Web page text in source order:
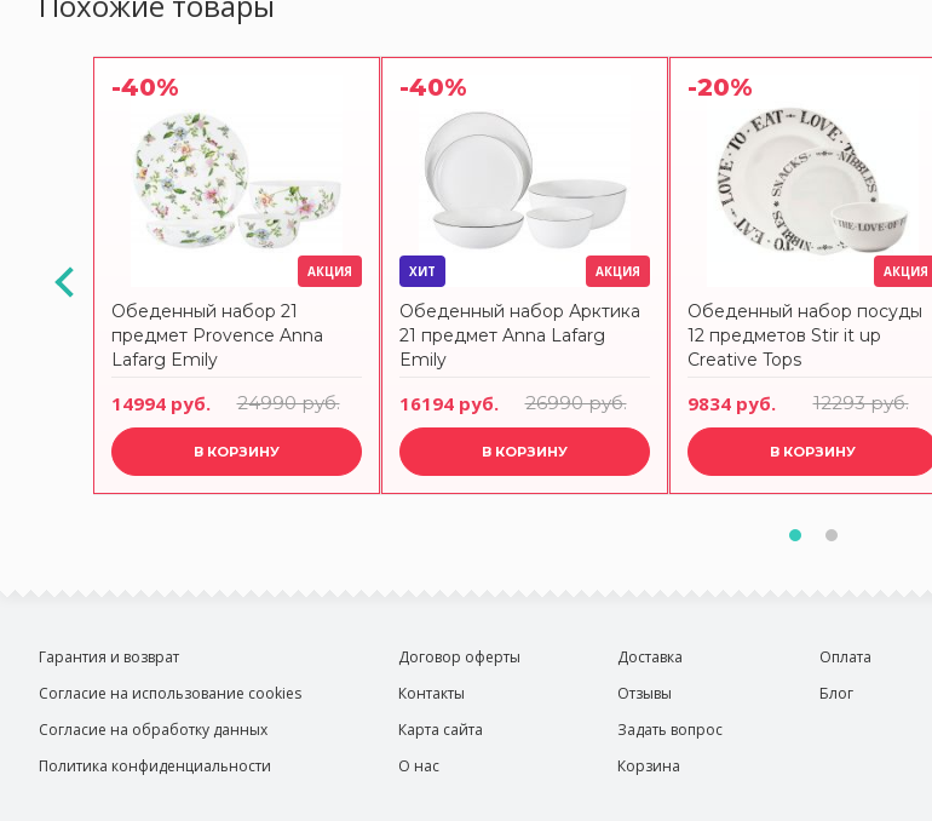
-40%
АКЦИЯ
Обеденный набор 21
предмет Provence Anna
Lafarg Emily
14994 руб. 24990 руб.
В КОРЗИНУ
-40%
ХИТ АКЦИЯ
Обеденный набор Арктика
21 предмет Anna Lafarg
Emily
16194 руб. 26990 руб.
В КОРЗИНУ
-20%
АКЦИЯ
Обеденный набор посуды
12 предметов Stir it up
Creative Tops
9834 руб. 12293 руб.
В КОРЗИНУ
Гарантия и возврат
Согласие на использование cookies
Согласие на обработку данных
Политика конфиденциальности
Договор оферты
Контакты
Карта сайта
О нас
Доставка
Отзывы
Задать вопрос
Корзина
Оплата
Блог